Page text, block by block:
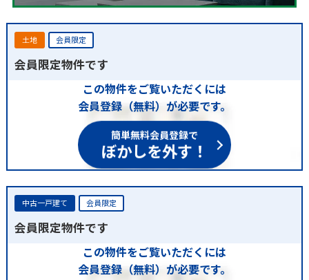
土地 会員限定
会員限定物件です
この物件をご覧いただくには
会員登録（無料）が必要です。
簡単無料会員登録で
ぼかしを外す！
中古一戸建て 会員限定
会員限定物件です
この物件をご覧いただくには
会員登録（無料）が必要です。